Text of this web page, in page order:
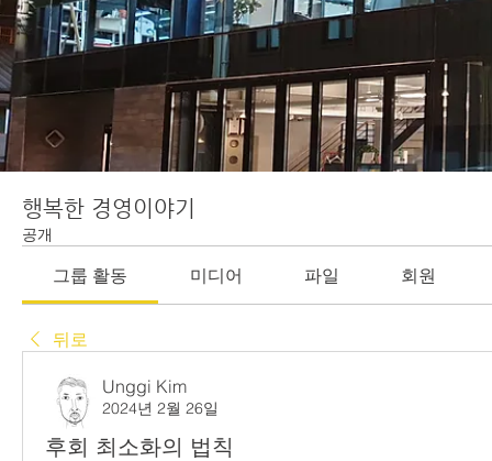
행복한 경영이야기
공개
그룹 활동 미디어 파일 회원
뒤로
Unggi Kim
2024년 2월 26일
후회 최소화의 법칙